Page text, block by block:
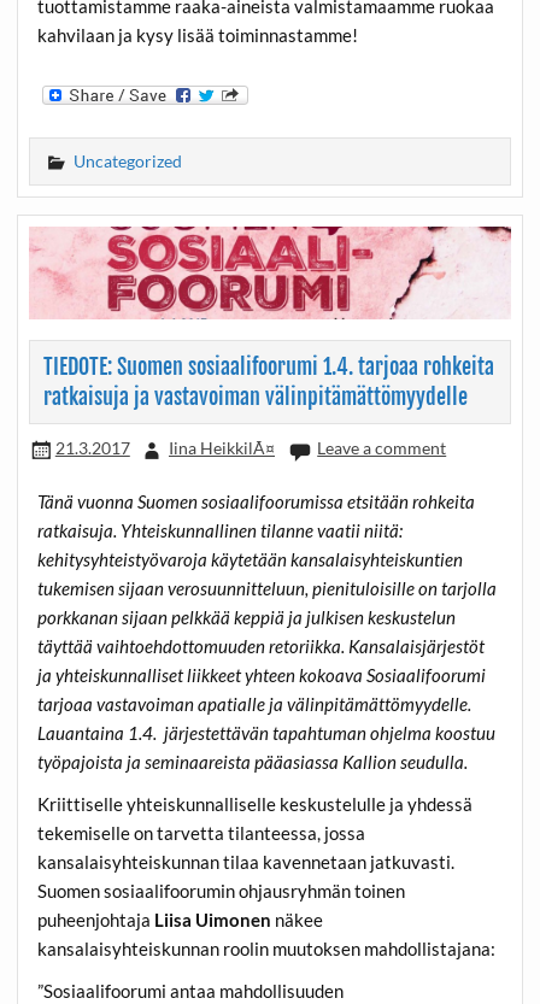
tuottamistamme raaka-aineista valmistamaamme ruokaa
kahvilaan ja kysy lisää toiminnastamme!
Uncategorized
TIEDOTE: Suomen sosiaalifoorumi 1.4. tarjoaa rohkeita
ratkaisuja ja vastavoiman välinpitämättömyydelle
21.3.2017 Iina HeikkilÃ¤ Leave a comment
Tänä vuonna Suomen sosiaalifoorumissa etsitään rohkeita
ratkaisuja. Yhteiskunnallinen tilanne vaatii niitä:
kehitysyhteistyövaroja käytetään kansalaisyhteiskuntien
tukemisen sijaan verosuunnitteluun, pienituloisille on tarjolla
porkkanan sijaan pelkkää keppiä ja julkisen keskustelun
täyttää vaihtoehdottomuuden retoriikka. Kansalaisjärjestöt
ja yhteiskunnalliset liikkeet yhteen kokoava Sosiaalifoorumi
tarjoaa vastavoiman apatialle ja välinpitämättömyydelle.
Lauantaina 1.4. järjestettävän tapahtuman ohjelma koostuu
työpajoista ja seminaareista pääasiassa Kallion seudulla.
Kriittiselle yhteiskunnalliselle keskustelulle ja yhdessä
tekemiselle on tarvetta tilanteessa, jossa
kansalaisyhteiskunnan tilaa kavennetaan jatkuvasti.
Suomen sosiaalifoorumin ohjausryhmän toinen
puheenjohtaja Liisa Uimonen näkee
kansalaisyhteiskunnan roolin muutoksen mahdollistajana:
”Sosiaalifoorumi antaa mahdollisuuden